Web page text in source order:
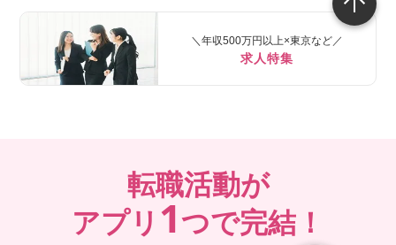
＼年収500万円以上×東京など／
求人特集
転職活動が
アプリ 1つで完結！